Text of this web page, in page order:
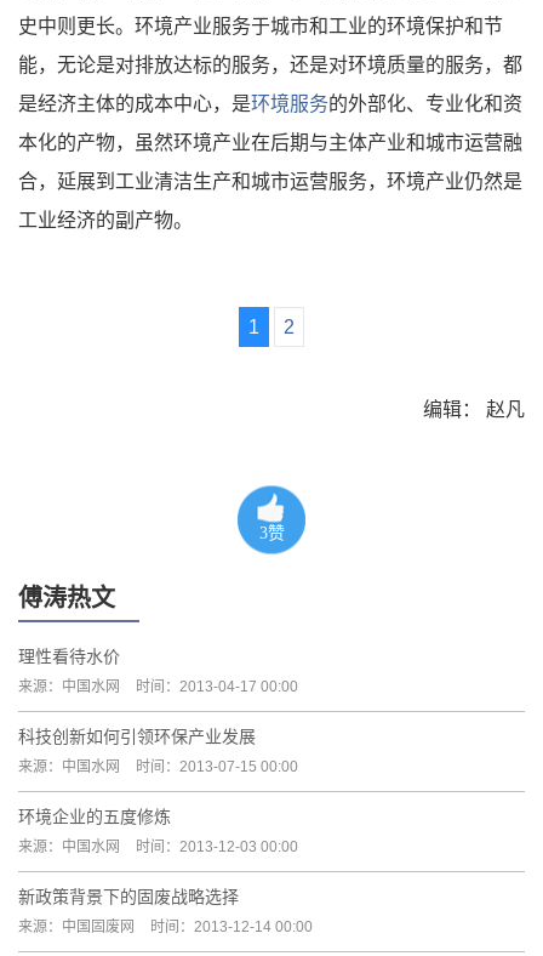
史中则更长。环境产业服务于城市和工业的环境保护和节
能，无论是对排放达标的服务，还是对环境质量的服务，都
是经济主体的成本中心，是环境服务的外部化、专业化和资
本化的产物，虽然环境产业在后期与主体产业和城市运营融
合，延展到工业清洁生产和城市运营服务，环境产业仍然是
工业经济的副产物。
1 2
编辑： 赵凡
3赞
傅涛热文
理性看待水价
来源：中国水网 时间：2013-04-17 00:00
科技创新如何引领环保产业发展
来源：中国水网 时间：2013-07-15 00:00
环境企业的五度修炼
来源：中国水网 时间：2013-12-03 00:00
新政策背景下的固废战略选择
来源：中国固废网 时间：2013-12-14 00:00